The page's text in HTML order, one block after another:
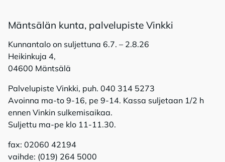
Mänt­sä­län kun­ta, pal­ve­lu­pis­te Vink­ki
Kunnantalo on suljettuna 6.7. – 2.8.26
Heikinkuja 4,
04600 Mäntsälä
Palvelupiste Vinkki, puh. 040 314 5273
Avoinna ma-to 9-16, pe 9-14. Kassa suljetaan 1/2 h
ennen Vinkin sulkemisaikaa.
Suljettu ma-pe klo 11-11.30.
fax: 02060 42194
vaihde: (019) 264 5000